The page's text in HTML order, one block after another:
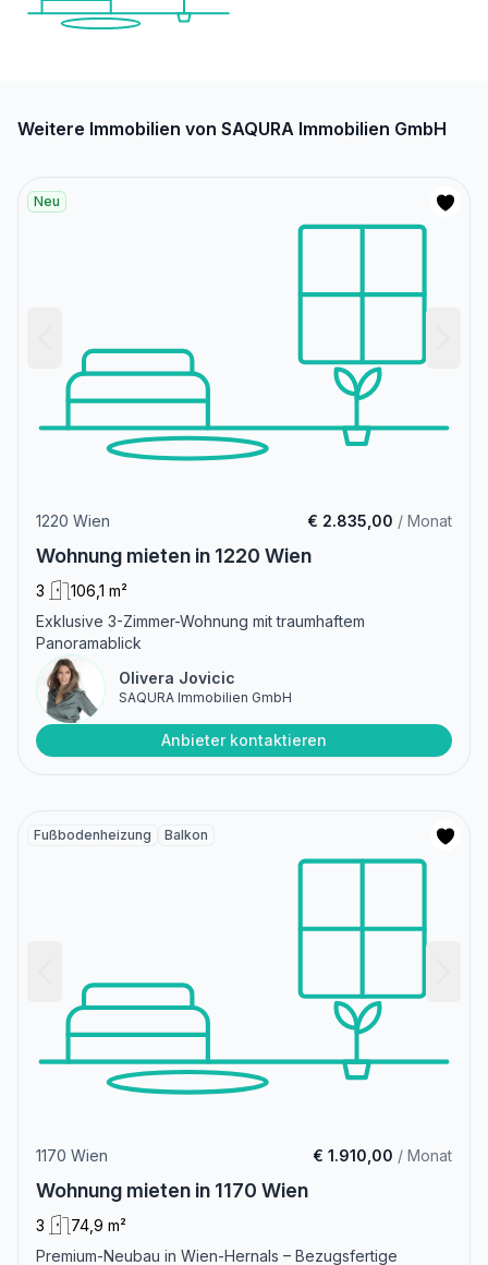
Weitere Immobilien von SAQURA Immobilien GmbH
Neu
1220 Wien € 2.835,00 / Monat
Wohnung mieten in 1220 Wien
3
106,1 m²
Exklusive 3-Zimmer-Wohnung mit traumhaftem
Panoramablick
Olivera Jovicic
SAQURA Immobilien GmbH
Anbieter kontaktieren
Fußbodenheizung Balkon
1170 Wien € 1.910,00 / Monat
Wohnung mieten in 1170 Wien
3
74,9 m²
Premium-Neubau in Wien-Hernals – Bezugsfertige